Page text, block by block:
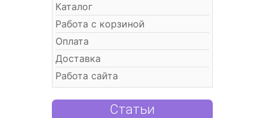
Каталог
Работа с корзиной
Оплата
Доставка
Работа сайта
Статьи